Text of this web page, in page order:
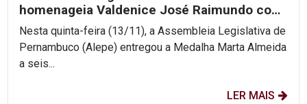
homenageia Valdenice José Raimundo com
Medalha Marta Almeida...
Nesta quinta-feira (13/11), a Assembleia Legislativa de
Pernambuco (Alepe) entregou a Medalha Marta Almeida
a seis...
LER MAIS